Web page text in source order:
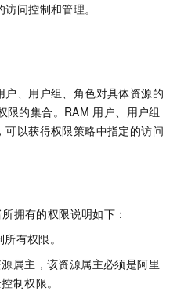
问控制和管理。
户、用户组、角色对具体资源的
限的集合。RAM 用户、用户组
可以获得权限策略中指定的访问
拥有的权限说明如下：
有权限。
属主，该资源属主必须是阿里
制权限。